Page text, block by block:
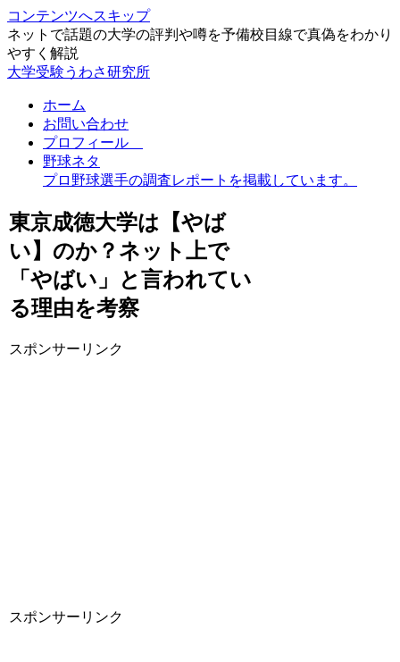
コンテンツへスキップ
ネットで話題の大学の評判や噂を予備校目線で真偽をわかり
やすく解説
大学受験うわさ研究所
ホーム
お問い合わせ
プロフィール
野球ネタ
プロ野球選手の調査レポートを掲載しています。
東京成徳大学は【やば
い】のか？ネット上で
「やばい」と言われてい
る理由を考察
スポンサーリンク
スポンサーリンク